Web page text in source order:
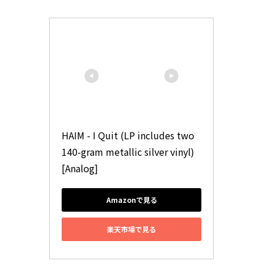
HAIM - I Quit (LP includes two
140-gram metallic silver vinyl)
[Analog]
Amazonで見る
楽天市場で見る